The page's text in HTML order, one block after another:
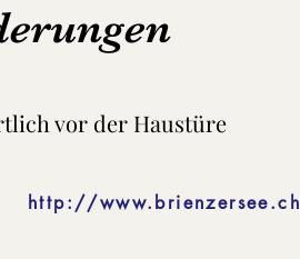
vor der Haustüre
http://www.brienzersee.ch